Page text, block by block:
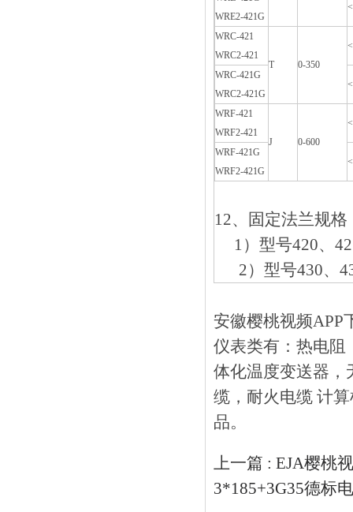
WRE2-421G
WRC-421
WRC2-421
T
0-350
WRC-421G
WRC2-421G
WRF-421
WRF2-421
J
0-600
WRF-421G
WRF2-421G
12、固定法兰规格
1）型号420
2）型号430
安徽樱桃视频APP
仪表类有：热电阻
体化温度变送器
缆，耐火电缆 计算
品。
上一篇 : EJA樱桃
3*185+3G35德标